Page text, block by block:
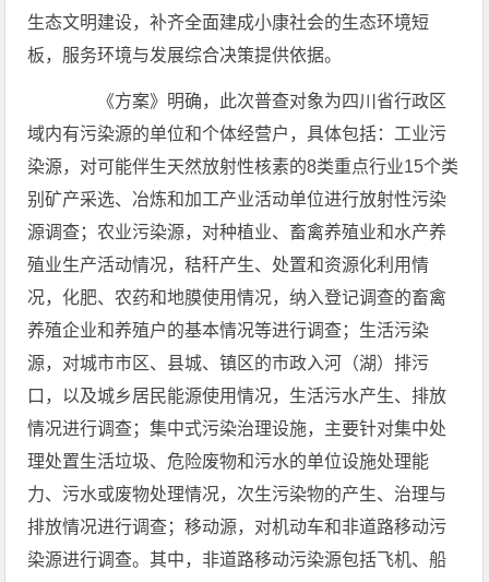
生态文明建设，补齐全面建成小康社会的生态环境短
板，服务环境与发展综合决策提供依据。
《方案》明确，此次普查对象为四川省行政区
域内有污染源的单位和个体经营户，具体包括：工业污
染源，对可能伴生天然放射性核素的8类重点行业15个类
别矿产采选、冶炼和加工产业活动单位进行放射性污染
源调查；农业污染源，对种植业、畜禽养殖业和水产养
殖业生产活动情况，秸秆产生、处置和资源化利用情
况，化肥、农药和地膜使用情况，纳入登记调查的畜禽
养殖企业和养殖户的基本情况等进行调查；生活污染
源，对城市市区、县城、镇区的市政入河（湖）排污
口，以及城乡居民能源使用情况，生活污水产生、排放
情况进行调查；集中式污染治理设施，主要针对集中处
理处置生活垃圾、危险废物和污水的单位设施处理能
力、污水或废物处理情况，次生污染物的产生、治理与
排放情况进行调查；移动源，对机动车和非道路移动污
染源进行调查。其中，非道路移动污染源包括飞机、船